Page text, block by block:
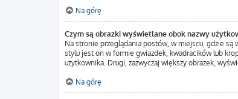
Na górę
Czym są obrazki wyświetlane obok nazwy
Na stronie przeglądania postów, w miejscu, gdzie
stylu jest on w formie gwiazdek, kwadracików lub
użytkownika. Drugi, zazwyczaj większy obrazek,
Na górę